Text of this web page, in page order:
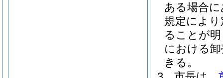
ある場合
規定によ
ることが
における
きる。